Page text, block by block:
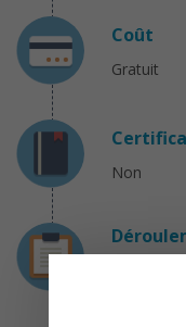
Coût
Gratuit
Non